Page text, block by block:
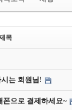
목
는 회원님!
폰으로 결제하세요~